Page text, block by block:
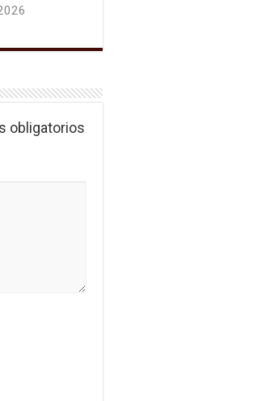
obligatorios